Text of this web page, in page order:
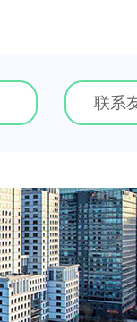
联系